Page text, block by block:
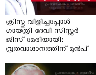
ക്രിസ്തു വിളിച്ചപ്പോള്‍
ഗായത്രി ദേവി സിസ്റ്റര്‍
ജിസ് മേരിയായി:
വ്രതവാഗ്ദാനത്തിന് മുന്‍പ്
സ്വീകരിച്ച് കുടുംബവും